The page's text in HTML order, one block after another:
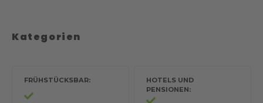
Kategorien
FRÜHSTÜCKSBAR
HOTELS UND
PENSIONEN